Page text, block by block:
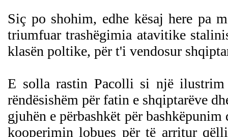
Siç po shohim, edhe kësaj here pa
triumfuar trashëgimia atavitike
klasën poltike, për t'i vendosur
E solla rastin Pacolli si një
rëndësishëm për fatin e shqiptarëve
gjuhën e përbashkët për
kooperimin lobues për të arritur